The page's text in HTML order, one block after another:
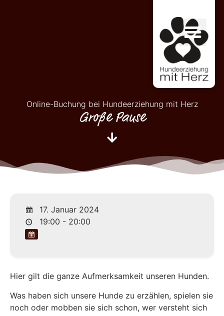
Online-Buchung bei Hundeerziehung mit Herz
Große Pause
17. Januar 2024
19:00 - 20:00
Hier gilt die ganze Aufmerksamkeit unseren Hunden.
Was haben sich unsere Hunde zu erzählen, spielen sie
noch oder mobben sie sich schon, wer versteht sich